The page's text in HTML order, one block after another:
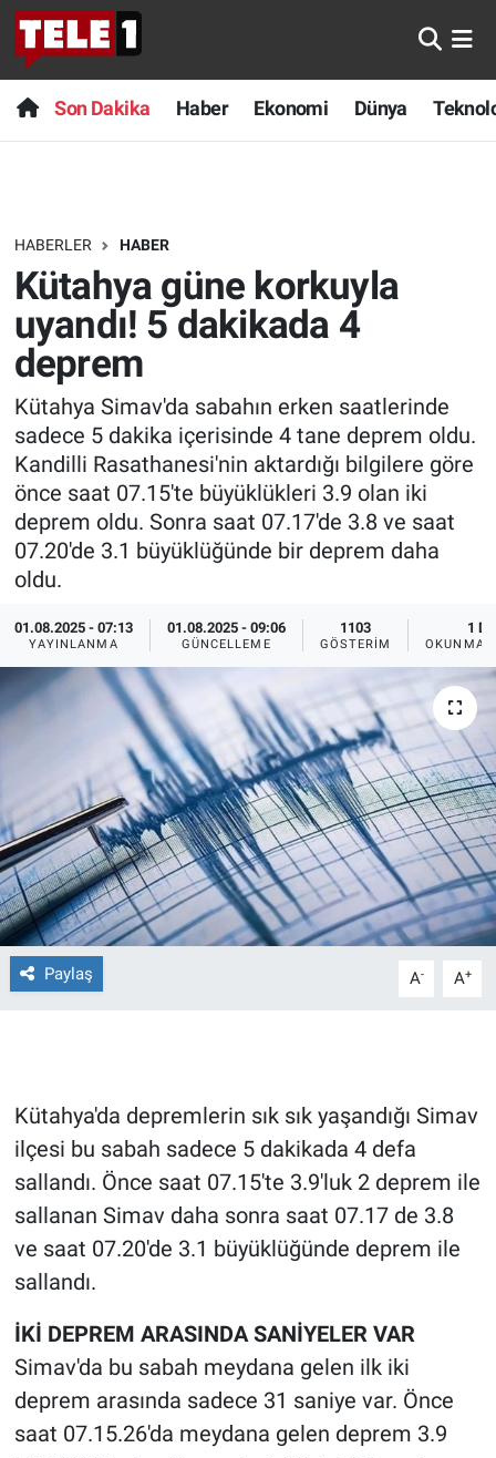
Son Dakika Haber Ekonomi Dünya
HABERLER HABER
Kütahya güne korkuyla
uyandı! 5 dakikada 4
deprem
Kütahya Simav'da sabahın erken saatlerinde
sadece 5 dakika içerisinde 4 tane deprem oldu.
Kandilli Rasathanesi'nin aktardığı bilgilere göre
önce saat 07.15'te büyüklükleri 3.9 olan iki
deprem oldu. Sonra saat 07.17'de 3.8 ve saat
07.20'de 3.1 büyüklüğünde bir deprem daha
oldu.
01.08.2025 - 07:13
YAYINLANMA
01.08.2025 - 09:06
GÜNCELLEME
1103
GÖSTERIM
1 DK
OKUNMA
Paylaş A- A+
Kütahya'da depremlerin sık sık yaşandığı Simav
ilçesi bu sabah sadece 5 dakikada 4 defa
sallandı. Önce saat 07.15'te 3.9'luk 2 deprem ile
sallanan Simav daha sonra saat 07.17 de 3.8
ve saat 07.20'de 3.1 büyüklüğünde deprem ile
sallandı.
İKİ DEPREM ARASINDA SANİYELER VAR
Simav'da bu sabah meydana gelen ilk iki
deprem arasında sadece 31 saniye var. Önce
saat 07.15.26'da meydana gelen deprem 3.9
Anında Manşet
Başka Sohbetler
Bilim turu
Bilim ve Teknoloji Evreni
Doğa Konuşuyor
Dünya
Ege Saati
Ege'den Esintiler
Eğitim
Eğlence
Ekonomi
Gerçeğin İzinde
Gün Başlıyor
Gün Bitiyor
Gün Ortası
Günün görüntüsü
Haber
İlan
Kimdir
Koronavirüs
Ne demişti
Son Dakika
Haber
Dünya
Teknoloji
Sağlık
Spor
Yayın Akışı
İletişim
Nöbetçi Eczaneler
Hava Durumu
Trafik Durumu
Süper Lig Puan Durumu ve Fikstür
Tüm Manşetler
Son Dakika Haberleri
Haber Arşivi